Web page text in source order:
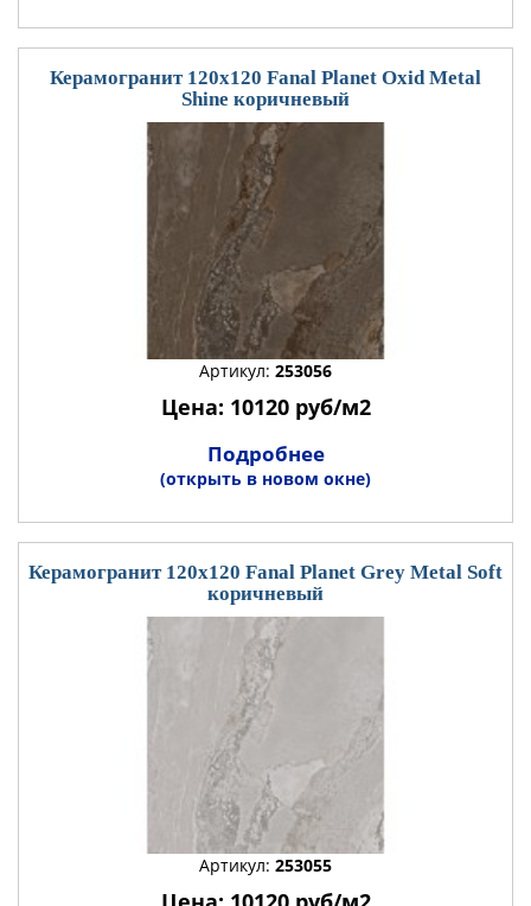
Керамогранит 120x120 Fanal Planet Oxid Metal
Shine коричневый
Артикул: 253056
Цена: 10120 руб/м2
Подробнее
(открыть в новом окне)
Керамогранит 120x120 Fanal Planet Grey Metal Soft
коричневый
Артикул: 253055